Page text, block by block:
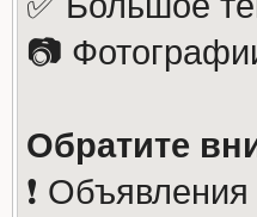
📷
Обратите
❗️